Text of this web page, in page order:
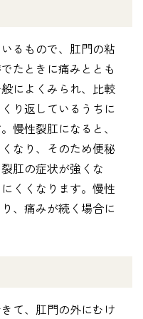
るもので、肛門の粘
たときに痛みととも
によくみられ、比較
り返しているうちに
慢性裂肛になると、
なり、そのため便秘
肛の症状が強くな
くくなります。慢性
、痛みが続く場合に
て、肛門の外にむけ